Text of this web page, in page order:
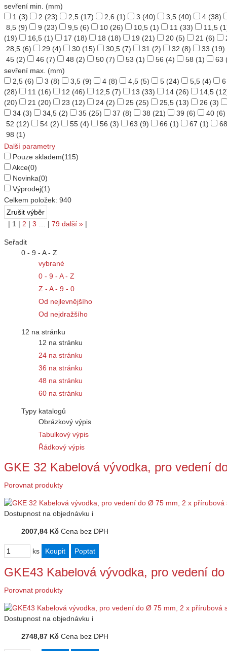
sevření min. (mm)
1 (3) 2 (23) 2,5 (17) 2,6 (1) 3 (40) 3,5 (40) 4 (38)
8,5 (9) 9 (23) 9,5 (6) 10 (26) 10,5 (1) 11 (33) 11,5
(19)
16,5 (1) 17 (18) 18 (18) 19 (21) 20 (5) 21 (6)
28,5 (6) 29 (4) 30 (15) 30,5 (7) 31 (2) 32 (8) 33 (19)
45 (2) 46 (7) 48 (2) 50 (7) 53 (1) 56 (4) 58 (1) 63
sevření max. (mm)
2,5 (6) 3 (8) 3,5 (9) 4 (8) 4,5 (5) 5 (24) 5,5 (4) 6
(28)
11 (16) 12 (46) 12,5 (7) 13 (33) 14 (26) 14,5
(20)
21 (20) 23 (12) 24 (2) 25 (25) 25,5 (13) 26 (3)
34 (3) 34,5 (2) 35 (25) 37 (8) 38 (21) 39 (6) 40 (6)
52 (12) 54 (2) 55 (4) 56 (3) 63 (9) 66 (1) 67 (1)
68
98 (1)
Další parametry
Pouze skladem(115)
Akce(0)
Novinka(0)
Výprodej(1)
Celkem položek: 940
| 1 | 2 | 3 … | 79 další » |
Seřadit
0 - 9 - A - Z
vybrané
0 - 9 - A - Z
Z - A - 9 - 0
Od nejlevnějšího
Od nejdražšího
12 na stránku
12 na stránku
24 na stránku
36 na stránku
48 na stránku
60 na stránku
Typy katalogů
Obrázkový výpis
Tabulkový výpis
Řádkový výpis
GKE 32 Kabelová vývodka, pro vedení
Porovnat produkty
Dostupnost na objednávku i
2007,84 Kč Cena bez DPH
ks
GKE43 Kabelová vývodka, pro vedení
Porovnat produkty
Dostupnost na objednávku i
2748,87 Kč Cena bez DPH